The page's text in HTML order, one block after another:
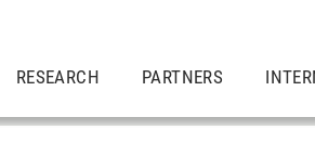
RESEARCH PARTNERS